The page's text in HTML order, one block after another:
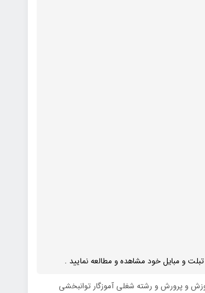
و مبایل خود مشاهده و مطالعه نمایید .
و پرورش و رشته شغلی آموزگار توانبخشی